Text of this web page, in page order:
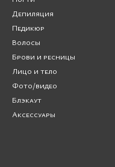
Депиляция
Педикюр
Волосы
Брови и ресницы
Лицо и тело
Фото/видео
Блэкаут
Аксессуары